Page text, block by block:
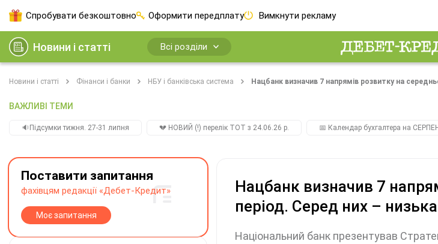
Спробувати безкоштовно Оформити передплату Вимкнути рекламу
Новини і статті Всі розділи
Новини і статті Фінанси і банки НБУ і банківська система Нацбанк визначив 7 напрямів розвитку на
ВАЖЛИВІ ТЕМИ
🔉Підсумки тижня. 27-31 липня 💔 НОВИЙ (!) перелік ТОТ з 24.06.26 р. 📅 Календар бухгалтера на
Нацбанк визначив 7
період. Серед них –
Національний банк презентував
Поставити запитання
фахівцям редакції «Дебет-Кредит»
Моє запитання